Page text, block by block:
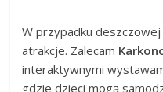
W przypadku
atrakcje. Zalecam
interaktywnymi
gdzie dzieci mogą